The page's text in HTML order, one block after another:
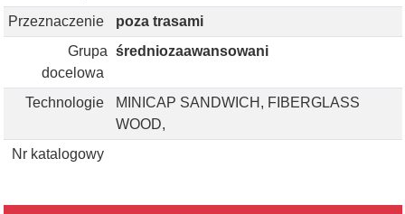
Przeznaczenie
poza trasami
Grupa
docelowa
średniozaawansowani
Technologie
MINICAP SANDWICH, FIBERGLASS
WOOD,
Nr katalogowy